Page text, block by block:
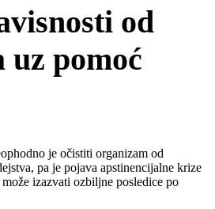
od
uz pomoć
je očistiti organizam od
pa je pojava apstinencijalne krize
izazvati ozbiljne posledice po